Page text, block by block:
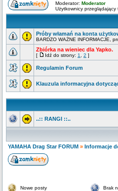
Moderator: Moderator
Użytkownicy przeglądający
Próby włamań na konta
BARDZO WAŻNE INFORMACJE,
Zbiórka na wieniec dla Yapko.
[ Idź do strony: 1 2 ]
Regulamin Forum
Klauzula informacyjna
..:: RANGI ::..
YAMAHA Drag Star FORUM » Informacje
Nowe posty Brak